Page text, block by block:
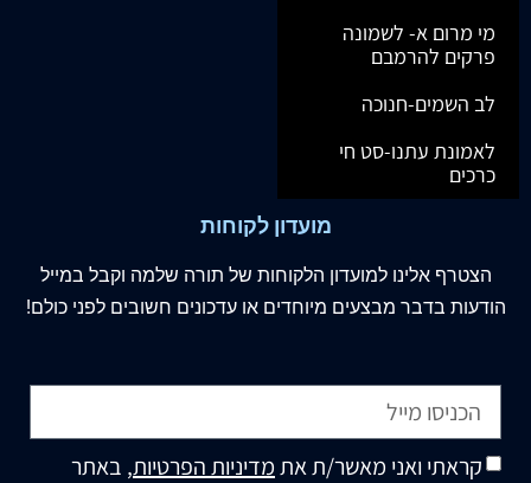
מי מרום א- לשמונה
פרקים להרמבם
לב השמים-חנוכה
לאמונת עתנו-סט חי
כרכים
מועדון לקוחות
הצטרף אלינו למועדון הלקוחות של תורה שלמה וקבל במייל
הודעות בדבר מבצעים מיוחדים או עדכונים חשובים לפני כולם!
קראתי ואני מאשר/ת אתמדיניות הפרטיות, באתר